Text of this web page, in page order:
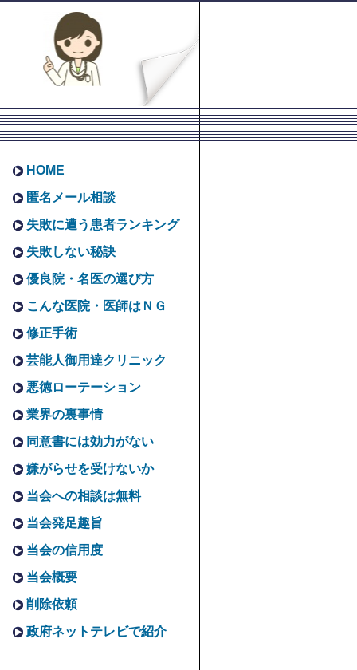
HOME
匿名メール相談
失敗に遭う患者ランキング
失敗しない秘訣
優良院・名医の選び方
こんな医院・医師はＮＧ
修正手術
芸能人御用達クリニック
悪徳ローテーション
業界の裏事情
同意書には効力がない
嫌がらせを受けないか
当会への相談は無料
当会発足趣旨
当会の信用度
当会概要
削除依頼
政府ネットテレビで紹介